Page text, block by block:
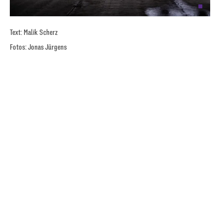
Text: Malik Scherz
Fotos: Jonas Jürgens